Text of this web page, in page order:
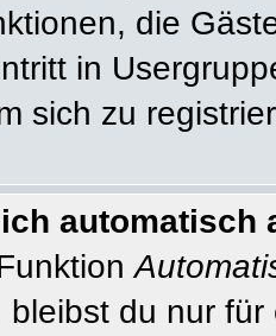
die
in
sich zu
automatisch
bleibst du nur